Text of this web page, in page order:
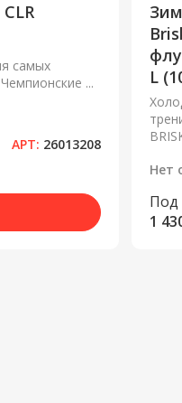
самых
...
АРТ: 26013208
L
Нет
Под
1